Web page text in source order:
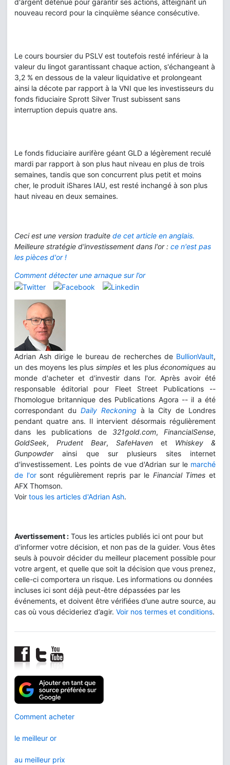
d'argent détenue pour garantir ses actions, atteignant un
nouveau record pour la cinquième séance consécutive.
Le cours boursier du PSLV est toutefois resté inférieur à la
valeur du lingot garantissant chaque action, s'échangeant à
3,2 % en dessous de la valeur liquidative et prolongeant
ainsi la décote par rapport à la VNI que les investisseurs du
fonds fiduciaire Sprott Silver Trust subissent sans
interruption depuis quatre ans.
Le fonds fiduciaire aurifère géant GLD a légèrement reculé
mardi par rapport à son plus haut niveau en plus de trois
semaines, tandis que son concurrent plus petit et moins
cher, le produit iShares IAU, est resté inchangé à son plus
haut niveau en deux semaines.
Ceci est une version traduite de cet article en anglais.
Meilleure stratégie d'investissement dans l'or : ce n'est pas
les pièces d'or !
Comment détecter une arnaque sur l’or
Adrian Ash dirige le bureau de recherches de BullionVault,
un des moyens les plus simples et les pluséconomiquesau
monde d'acheter et d'investir dans l'or. Après avoir été
responsable éditorial pour Fleet Street Publications --
l'homologue britannique des Publications Agora -- il a été
correspondant du Daily Reckoning à la City de Londres
pendant quatre ans. Il intervient désormais régulièrement
dans les publications de 321gold.com,FinancialSense,
GoldSeek, Prudent Bear, SafeHaven et Whiskey &
Gunpowderainsi que sur plusieurs sites internet
d'investissement. Les points de vue d'Adrian sur le marché
de l'orsont régulièrement repris par le Financial Times et
AFX Thomson.
Voir tous les articles d'Adrian Ash.
Avertissement : Tous les articles publiés ici ont pour but
d'informer votre décision, et non pas de la guider. Vous êtes
seuls à pouvoir décider du meilleur placement possible pour
votre argent, et quelle que soit la décision que vous prenez,
celle-ci comportera un risque. Les informations ou données
incluses ici sont déjà peut-être dépassées par les
événements, et doivent être vérifiées d’une autre source, au
cas où vous décideriez d’agir. Voir nos termes et conditions.
Comment acheter
le meilleur or
au meilleur prix